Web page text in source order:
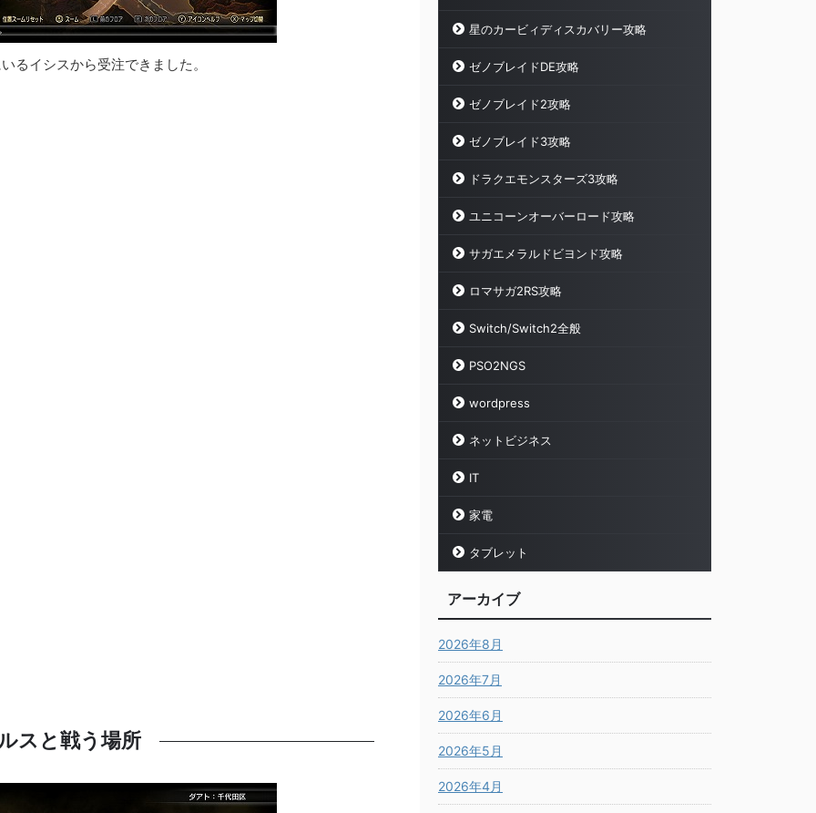
るイシスから受注できました。
スと戦う場所
星のカービィディスカバリー攻略
ゼノブレイドDE攻略
ゼノブレイド2攻略
ゼノブレイド3攻略
ドラクエモンスターズ3攻略
ユニコーンオーバーロード攻略
サガエメラルドビヨンド攻略
ロマサガ2RS攻略
Switch/Switch2全般
PSO2NGS
wordpress
ネットビジネス
IT
家電
タブレット
アーカイブ
2026年8月
2026年7月
2026年6月
2026年5月
2026年4月